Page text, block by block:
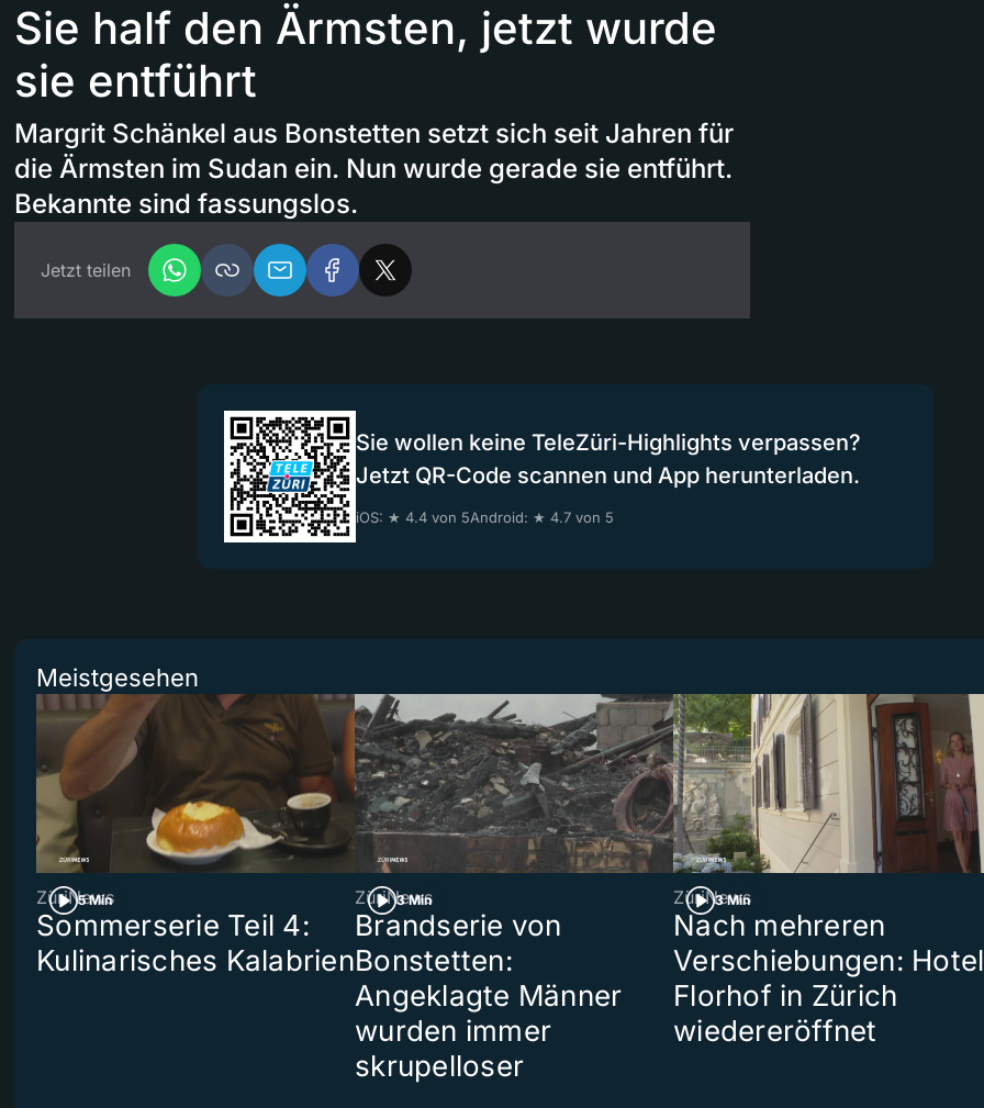
Sie half den Ärmsten, jetzt wurde
sie entführt
Margrit Schänkel aus Bonstetten setzt sich seit Jahren für
die Ärmsten im Sudan ein. Nun wurde gerade sie entführt.
Bekannte sind fassungslos.
Jetzt teilen
Sie wollen keine TeleZüri-Highlights verpassen?
Jetzt QR-Code scannen und App herunterladen.
iOS: ★ 4.4 von 5Android: ★ 4.7 von 5
Meistgesehen
5 Min
ZüriNews
Sommerserie Teil 4:
Kulinarisches Kalabrien
3 Min
ZüriNews
Brandserie von
Bonstetten:
Angeklagte Männer
wurden immer
skrupelloser
3 Min
ZüriNews
Nach mehreren
Verschiebungen: Hotel
Florhof in Zürich
wiedereröffnet